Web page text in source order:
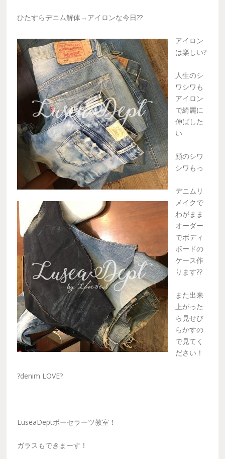
ひたすらデニム解体→アイロンな今日??
アイロン
は楽しい?
人生のシ
ワシワも
アイロン
で綺麗に
伸ばした
い
顔のシワ
シワもっ
デニムリ
メイクで
わがまま
オーダー
でボディ
ボードの
ケース作
ります??
また出来
上がった
ら見せび
らかすの
で見てく
ださい！
?denim LOVE?
LuseaDeptポーセラーツ教室！
ガラスもできまーす！